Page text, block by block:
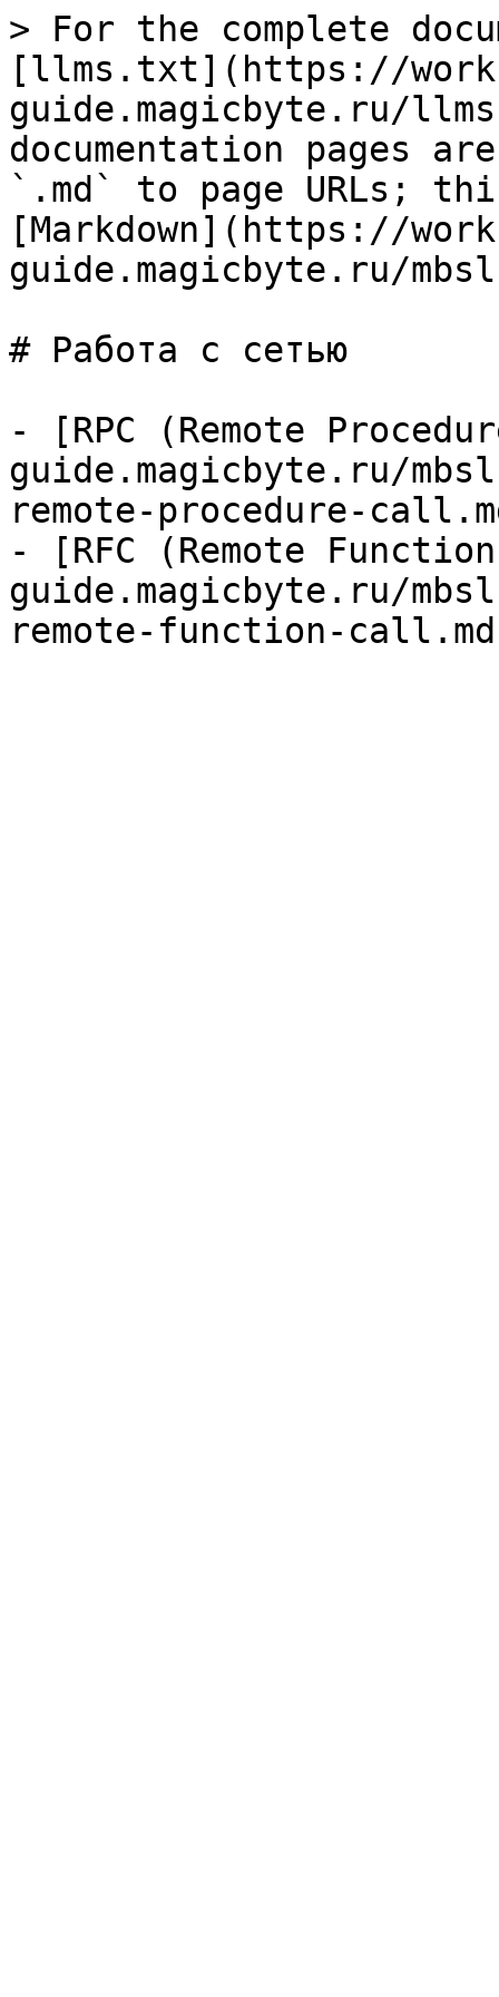
> For the complete
[llms.txt](https://
guide.magicbyte.ru/
documentation pages
`.md` to page URLs;
[Markdown](https://
guide.magicbyte.ru/
# Работа с сетью
- [RPC (Remote
guide.magicbyte.ru/
remote-procedure-
- [RFC (Remote
guide.magicbyte.ru/